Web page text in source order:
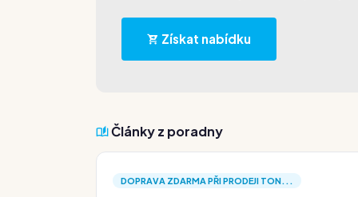
Získat nabídku
Články z poradny
DOPRAVA ZDARMA PŘI PRODEJI TON...